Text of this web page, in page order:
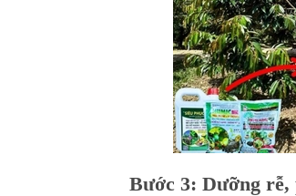
Bước 3: Dưỡng rễ,